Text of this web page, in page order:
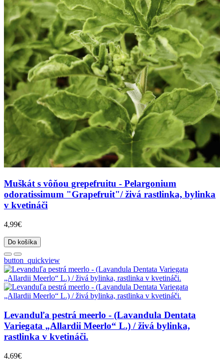
Muškát s vôňou grepefruitu - Pelargonium
odoratissimum "Grapefruit"/ živá rastlinka, bylinka
v kvetináči
4,99€
Do košíka
button_quickview
Levanduľa pestrá meerlo - (Lavandula Dentata
Variegata „Allardii Meerlo“ L.) / živá bylinka,
rastlinka v kvetináči.
4,69€